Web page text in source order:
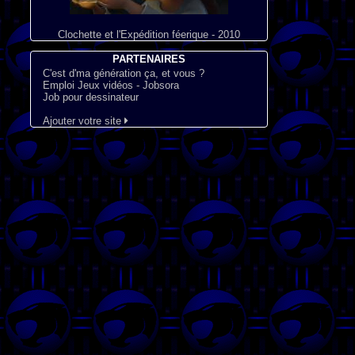
Clochette et l'Expédition féerique - 2010
PARTENAIRES
C'est d'ma génération ça, et vous ?
Emploi Jeux vidéos - Jobsora
Job pour dessinateur
Ajouter votre site